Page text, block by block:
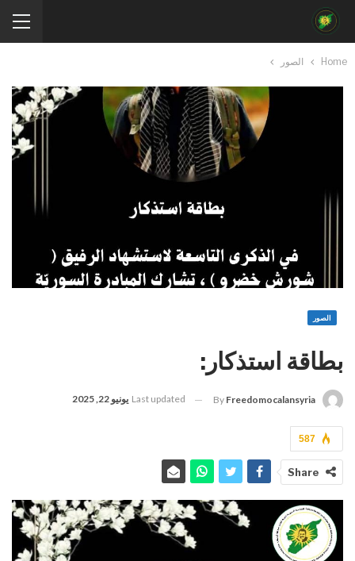
Home الصور
الصور
بطاقة استذكار:
By Freedomocalansyria
Last updated يونيو 22, 2025
587
Share